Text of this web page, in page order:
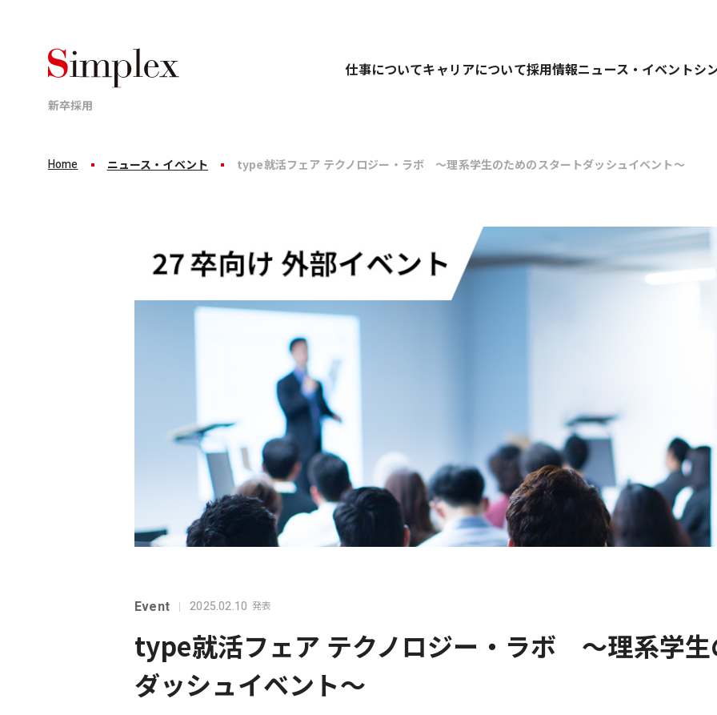
仕事についてキャリアについて採用情報ニュース・イベントシ
新卒採用
Home ニュース・イベント type就活フェア テクノロジー・ラボ ～理系学生のためのスタートダッシュイベント～
Event 2025.02.10 発表
type就活フェア テクノロジー・ラボ ～理系学生
ダッシュイベント～
仕事について
業界、顧客、案件ごとのプロジェクトに分かれて業務を行っています。
キャリアについて
これがシンプレクスグループの
「完全ポテンシャル採用」です。